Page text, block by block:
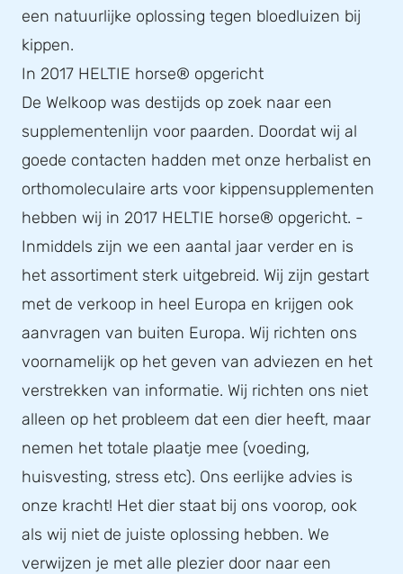
een natuurlijke oplossing tegen bloedluizen bij
kippen.
In 2017 HELTIE horse® opgericht
De Welkoop was destijds op zoek naar een
supplementenlijn voor paarden. Doordat wij al
goede contacten hadden met onze herbalist en
orthomoleculaire arts voor kippensupplementen
hebben wij in 2017 HELTIE horse® opgericht. -
Inmiddels zijn we een aantal jaar verder en is
het assortiment sterk uitgebreid. Wij zijn gestart
met de verkoop in heel Europa en krijgen ook
aanvragen van buiten Europa. Wij richten ons
voornamelijk op het geven van adviezen en het
verstrekken van informatie. Wij richten ons niet
alleen op het probleem dat een dier heeft, maar
nemen het totale plaatje mee (voeding,
huisvesting, stress etc). Ons eerlijke advies is
onze kracht! Het dier staat bij ons voorop, ook
als wij niet de juiste oplossing hebben. We
verwijzen je met alle plezier door naar een